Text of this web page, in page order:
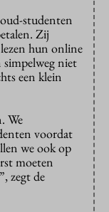
studenten
Zij
hun online
niet
een klein
We
voordat
we ook op
moeten
zegt de